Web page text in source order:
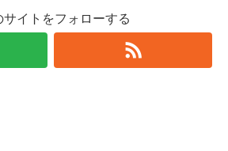
サイトをフォローする